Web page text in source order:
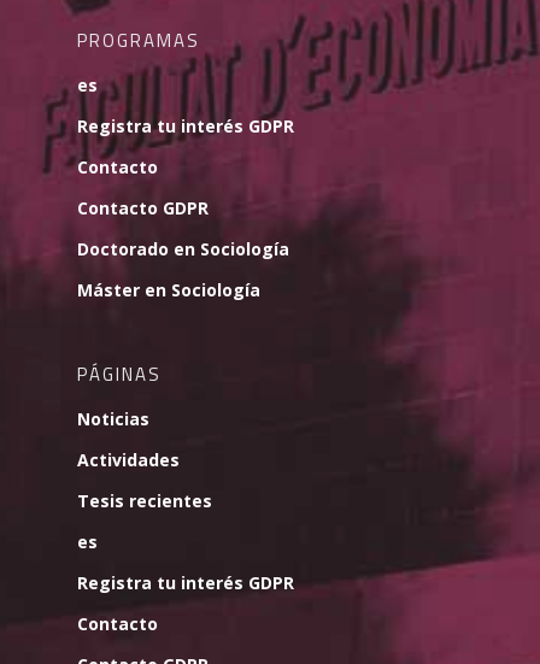
PROGRAMAS
es
Registra tu interés GDPR
Contacto
Contacto GDPR
Doctorado en Sociología
Máster en Sociología
PÁGINAS
Noticias
Actividades
Tesis recientes
es
Registra tu interés GDPR
Contacto